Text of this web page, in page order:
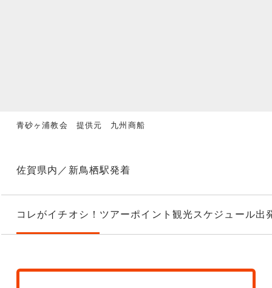
青砂ヶ浦教会 提供元 九州商船
佐賀県内／新鳥栖駅発着
コレがイチオシ！ ツアーポイント 観光スケジュール出